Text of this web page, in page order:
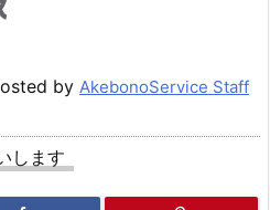
by AkebonoService Staff
します